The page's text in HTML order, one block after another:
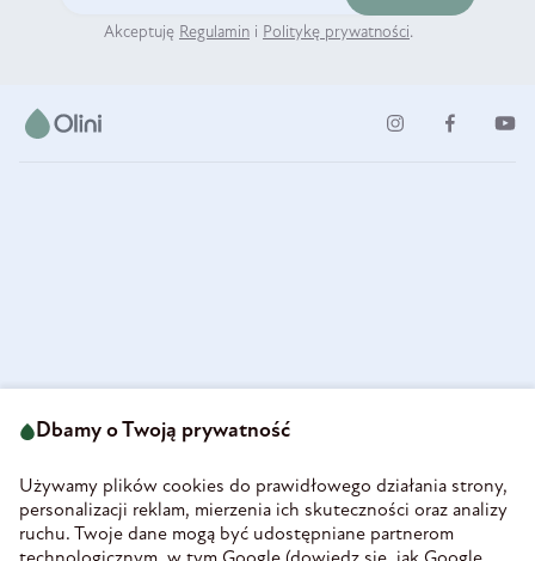
Akceptuję Regulamin i Politykę prywatności.
58-160 Świebodzice
REGON 890213034
INFORMACJE
Dbamy o Twoją prywatność
Używamy plików cookies do prawidłowego działania strony,
personalizacji reklam, mierzenia ich skuteczności oraz analizy
ruchu. Twoje dane mogą być udostępniane partnerom